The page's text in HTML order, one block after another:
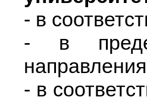
- в
- в
- в